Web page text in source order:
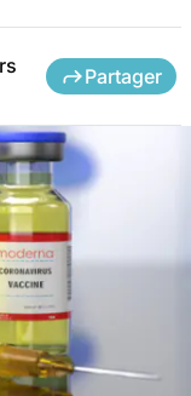
Partager